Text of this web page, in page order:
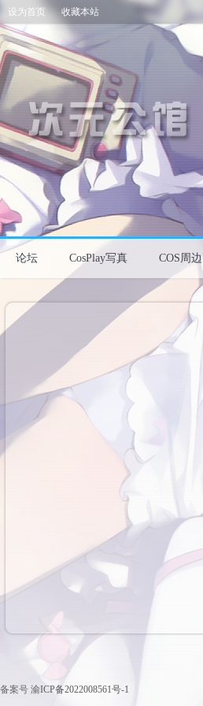
设为首页 收藏本站
论坛 CosPlay写真 COS周边
备案号 渝ICP备2022008561号-1